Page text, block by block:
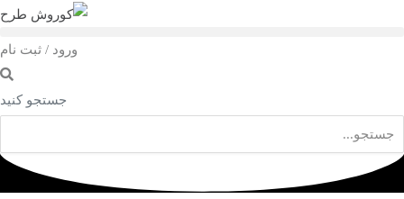
ورود / ثبت نام
جستجو کنید